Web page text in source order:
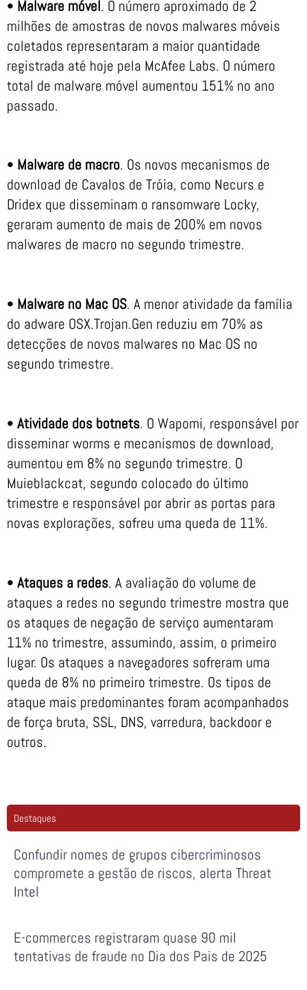
• Malware móvel. O número aproximado de 2
milhões de amostras de novos malwares móveis
coletados representaram a maior quantidade
registrada até hoje pela McAfee Labs. O número
total de malware móvel aumentou 151% no ano
passado.
• Malware de macro. Os novos mecanismos de
download de Cavalos de Tróia, como Necurs e
Dridex que disseminam o ransomware Locky,
geraram aumento de mais de 200% em novos
malwares de macro no segundo trimestre.
• Malware no Mac OS. A menor atividade da família
do adware OSX.Trojan.Gen reduziu em 70% as
detecções de novos malwares no Mac OS no
segundo trimestre.
• Atividade dos botnets. O Wapomi, responsável por
disseminar worms e mecanismos de download,
aumentou em 8% no segundo trimestre. O
Muieblackcat, segundo colocado do último
trimestre e responsável por abrir as portas para
novas explorações, sofreu uma queda de 11%.
• Ataques a redes. A avaliação do volume de
ataques a redes no segundo trimestre mostra que
os ataques de negação de serviço aumentaram
11% no trimestre, assumindo, assim, o primeiro
lugar. Os ataques a navegadores sofreram uma
queda de 8% no primeiro trimestre. Os tipos de
ataque mais predominantes foram acompanhados
de força bruta, SSL, DNS, varredura, backdoor e
outros.
Destaques
Confundir nomes de grupos cibercriminosos
compromete a gestão de riscos, alerta Threat
Intel
E-commerces registraram quase 90 mil
tentativas de fraude no Dia dos Pais de 2025